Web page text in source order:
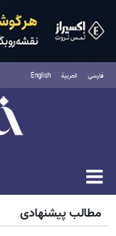
فارسی العربية English
مطالب پیشنهادی